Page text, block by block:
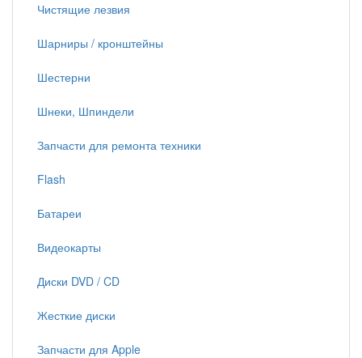
Чистящие лезвия
Шарниры / кронштейны
Шестерни
Шнеки, Шпиндели
Запчасти для ремонта техники
Flash
Батареи
Видеокарты
Диски DVD / CD
Жесткие диски
Запчасти для Apple